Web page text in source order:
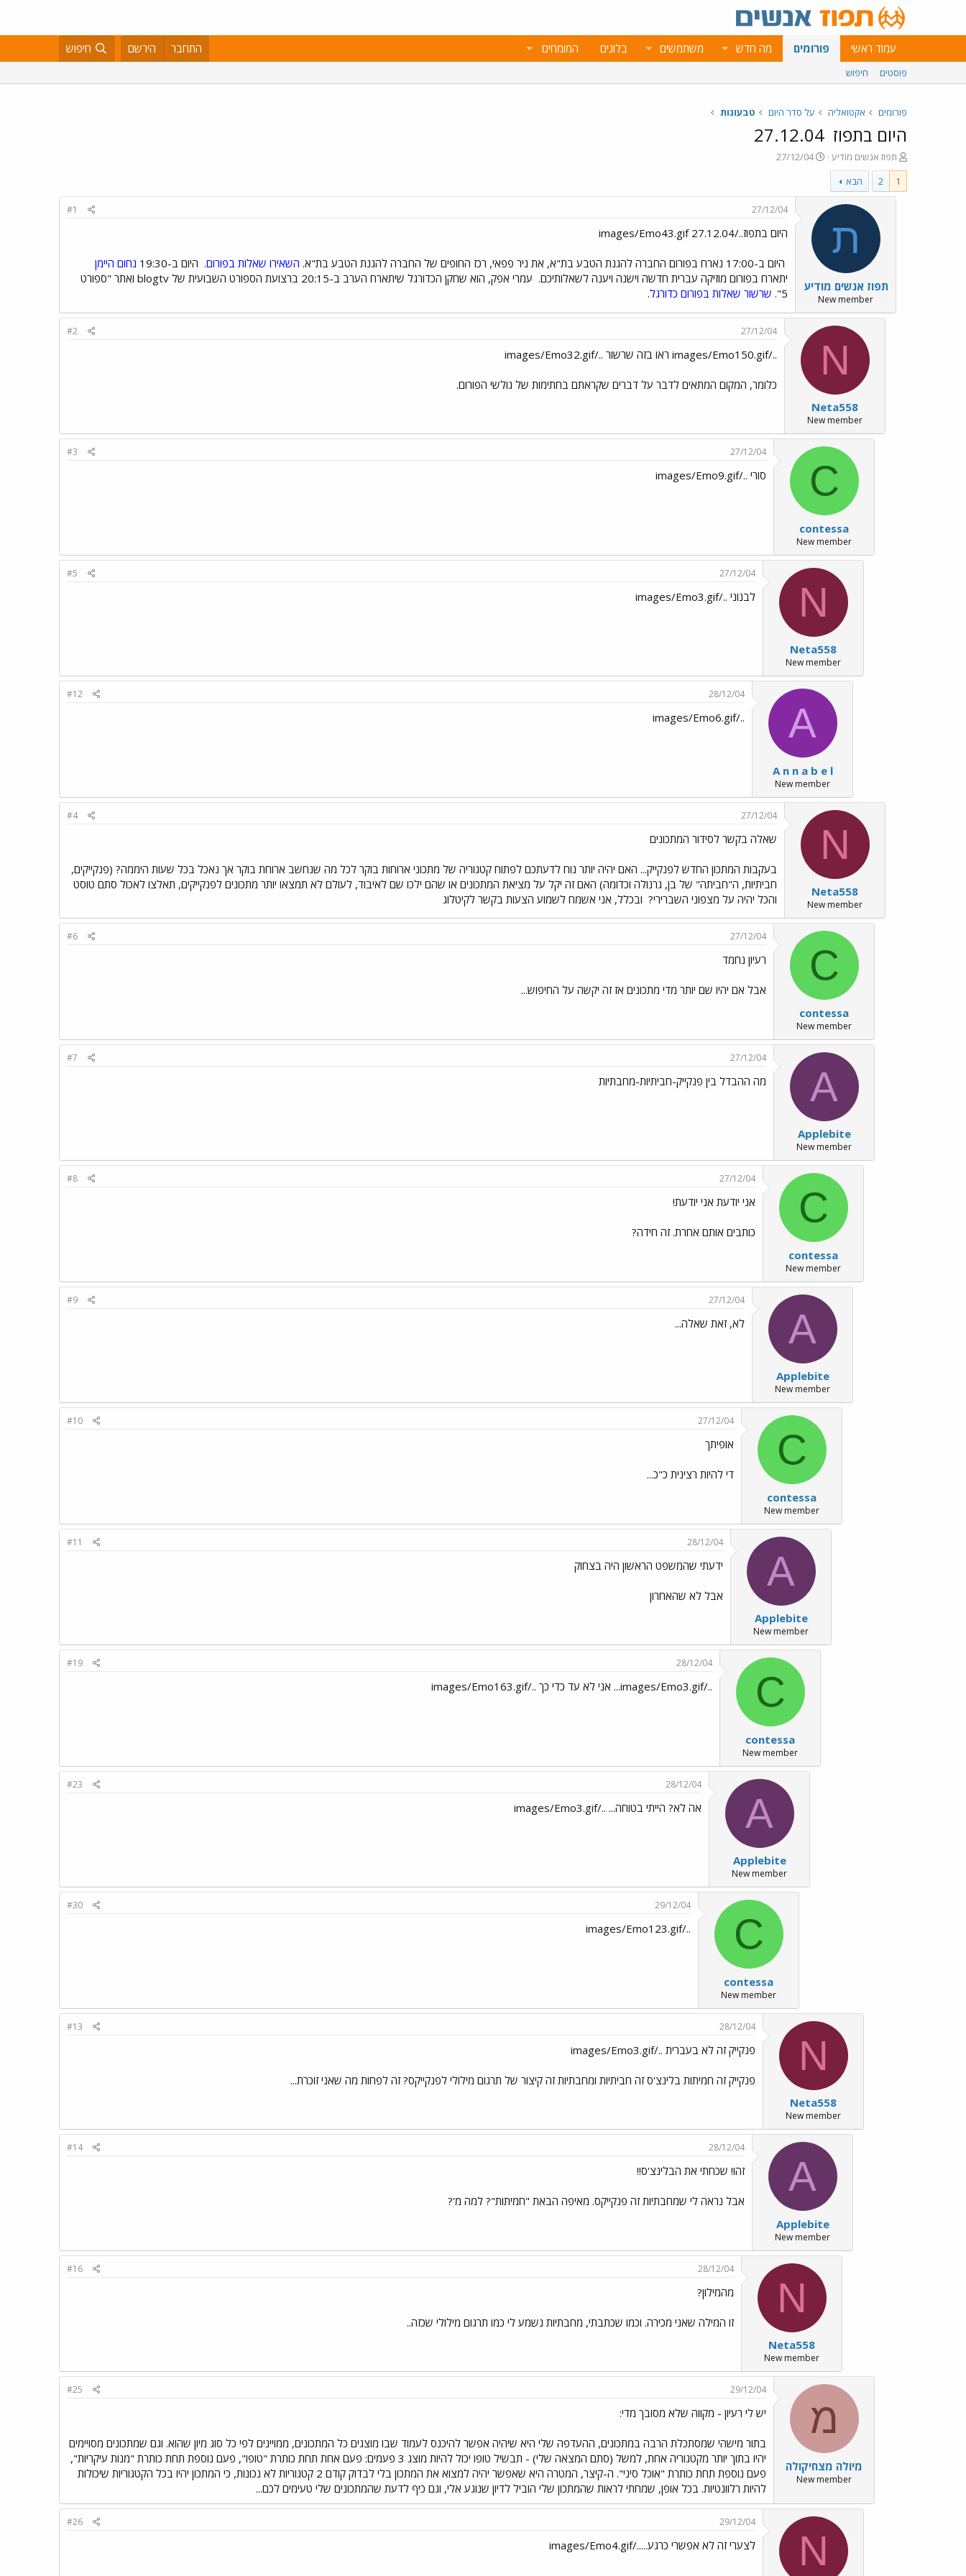
עמוד ראשי פורומים מה חדש משתמשים בלוגים המומחים התחבר הירשם חיפוש
פוסטים חיפוש
פורומים אקטואליה על סדר היום טבעונות
היום בתפוז
פ
ו
ת
ח
תפוז אנשים מודיע
פ
ס
ת
א
ך
27/12/04
1
2 הבא
ת
תפוז אנשים מודיע
New member
27/12/04
#1
היום בתפוז../images/Emo43.gif 27.12.04
היום ב-17:00 נארח בפורום החברה להגנת הטבע בת"א, את ניר פפאי, רכז החופים של החברה להגנת הטבע בת"א. השאירו שאלות בפורום. היום ב-19:30
נחום היימן
יתארח בפורום מוזיקה עברית חדשה וישנה ויענה לשאלותיכם.
עמרי אפק, הוא שחקן הכדורגל שיתארח הערב ב-20:15 ברצועת הספורט השבועית של blogtv ואתר "ספורט
5".
שרשור שאלות בפורום כדורגל.
N
Neta558
New member
27/12/04
#2
../images/Emo150.gif ראו בזה שרשור ../images/Emo32.gif
כלומר, המקום המתאים לדבר על דברים שקראתם בחתימות של גולשי הפורום.
C
contessa
New member
27/12/04
#3
סורי ../images/Emo9.gif
N
Neta558
New member
27/12/04
#5
לבנוני ../images/Emo3.gif
A
A n n a b e l
New member
28/12/04
#12
../images/Emo6.gif
N
Neta558
New member
27/12/04
#4
שאלה בקשר לסידור המתכונים
בעקבות המתכון החדש לפנקייק... האם יהיה יותר נוח לדעתכם לפתוח קטגוריה של מתכוני ארוחות בוקר לכל מה שנחשב ארוחת בוקר אך נאכל בכל שעות היממה? (פנקייקים,
חביתיות, ה"חביתה" של בן, גרנולה וכדומה) האם זה יקל על מציאת המתכונים או שהם ילכו שם לאיבוד, לעולם לא תמצאו יותר מתכונים לפנקייקים, תאלצו לאכול סתם טוסט
והכל יהיה על מצפוני השברירי? ובכלל, אני אשמח לשמוע הצעות בקשר לקיטלוג
C
contessa
New member
27/12/04
#6
רעיון נחמד
אבל אם יהיו שם יותר מדי מתכונים אז זה יקשה על החיפוש...
A
Applebite
New member
27/12/04
#7
מה ההבדל בין פנקייק-חביתיות-מחבתיות
C
contessa
New member
27/12/04
#8
אני יודעת אני יודעת!
כותבים אותם אחרת. זה חידה?
A
Applebite
New member
27/12/04
#9
לא, זאת שאלה...
C
contessa
New member
27/12/04
#10
אופיתך
די להיות רצינית כ"כ...
A
Applebite
New member
28/12/04
#11
ידעתי שהמשפט הראשון היה בצחוק
אבל לא שהאחרון
C
contessa
New member
28/12/04
#19
../images/Emo3.gif... אני לא עד כדי כך ../images/Emo163.gif
A
Applebite
New member
28/12/04
#23
אה לא? הייתי בטוחה... ../images/Emo3.gif
C
contessa
New member
29/12/04
#30
../images/Emo123.gif
N
Neta558
New member
28/12/04
#13
פנקייק זה לא בעברית ../images/Emo3.gif
פנקייק זה חמיתות בלינצ'ס זה חביתיות ומחבתיות זה קיצור של תרגום מילולי לפנקייקס? זה לפחות מה שאני זוכרת...
A
Applebite
New member
28/12/04
#14
זהו! שכחתי את הבלינצ'ס!!
אבל נראה לי שמחבתיות זה פנקייקס. מאיפה הבאת "חמיתות"? למה מ'?
N
Neta558
New member
28/12/04
#16
מהמילון?
זו המילה שאני מכירה. וכמו שכתבתי, מחבתיות נשמע לי כמו תרגום מילולי שכזה..
מ
מיולה מצחיקולה
New member
29/12/04
#25
יש לי רעיון - מקווה שלא מסובך מדי:
בתור מישהי שמסתכלת הרבה במתכונים, ההעדפה שלי היא שיהיה אפשר להיכנס לעמוד שבו מוצגים כל המתכונים, ממויינים לפי כל סוג מיון שהוא. וגם שמתכונים מסויימים
יהיו בתוך יותר מקטגוריה אחת, למשל (סתם המצאה שלי) - תבשיל טופו יכול להיות מוצג 3 פעמים: פעם אחת תחת כותרת "טופו", פעם נוספת תחת כותרת "מנות עיקריות",
פעם נוספת תחת כותרת "אוכל סיני". ה-קיצר, המטרה היא שאפשר יהיה למצוא את המתכון בלי לבדוק קודם 2 קטגוריות לא נכונות, כי המתכון יהיו בכל הקטגוריות שיכולות
להיות רלוונטיות. בכל אופן, שמחתי לראות שהמתכון שלי הוביל לדיון שנוגע אלי, וגם כיף לדעת שהמתכונים שלי טעימים לכם...
N
29/12/04
#26
לצערי זה לא אפשרי כרגע...../images/Emo4.gif